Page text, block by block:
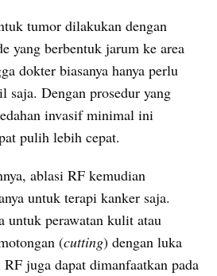
tumor dilakukan dengan
yang berbentuk jarum ke area
dokter biasanya hanya perlu
saja. Dengan prosedur yang
invasif minimal ini
pulih lebih cepat.
ablasi RF kemudian
untuk terapi kanker saja.
untuk perawatan kulit atau
(cutting) dengan luka
juga dapat dimanfaatkan pada